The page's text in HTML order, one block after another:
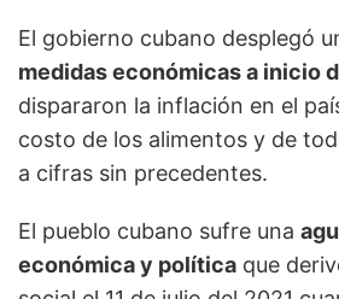
El gobierno cubano desplegó
medidas económicas a inicio
dispararon la inflación en el
costo de los alimentos y de
a cifras sin precedentes.
El pueblo cubano sufre una
económica y política que